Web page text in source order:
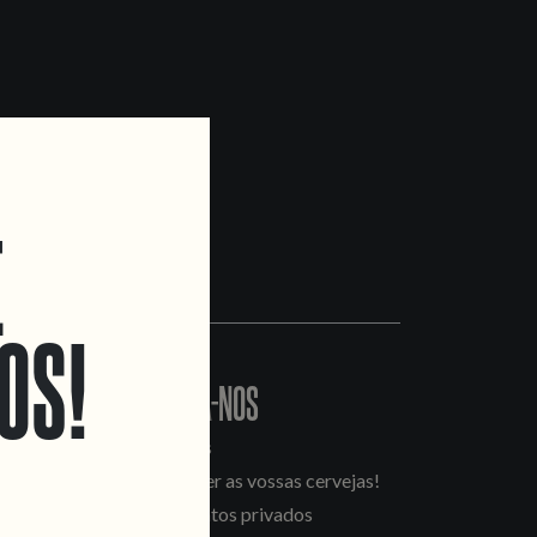
CONTACTA-NOS
Informações
Quero vender as vossas cervejas!
Tours e eventos privados